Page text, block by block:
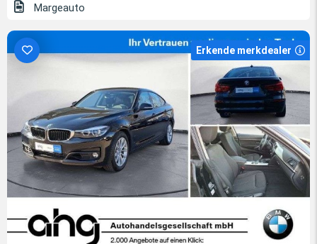
Margeauto
Erkende merkdealer